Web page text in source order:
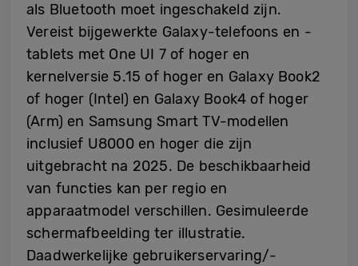
als Bluetooth moet ingeschakeld zijn.
Vereist bijgewerkte Galaxy-telefoons en -
tablets met One UI 7 of hoger en
kernelversie 5.15 of hoger en Galaxy Book2
of hoger (Intel) en Galaxy Book4 of hoger
(Arm) en Samsung Smart TV-modellen
inclusief U8000 en hoger die zijn
uitgebracht na 2025. De beschikbaarheid
van functies kan per regio en
apparaatmodel verschillen. Gesimuleerde
schermafbeelding ter illustratie.
Daadwerkelijke gebruikerservaring/-